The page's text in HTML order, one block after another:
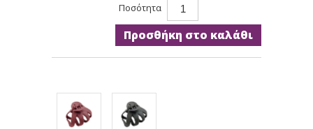
Ποσότητα
Προσθήκη στο καλάθι